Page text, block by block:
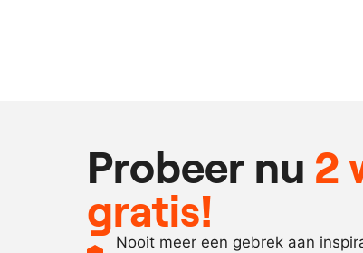
Probeer nu 2
gratis!
Nooit meer een gebrek aan